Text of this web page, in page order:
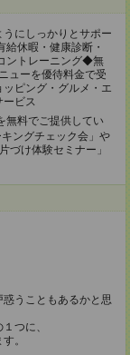
にしっかりとサポー
休暇・健康診断・
ントレーニング◆無
ューを優待料金で受
ピング・グルメ・エ
ービス
無料でご提供してい
ングチェック会」や
づけ体験セミナー」
うこともあるかと思
つに、
。